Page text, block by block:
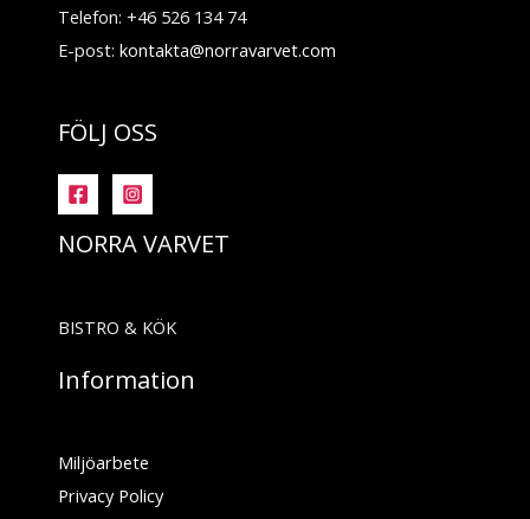
Telefon: +46 526 134 74
E-post:kontakta@norravarvet.com
FÖLJ OSS
NORRA VARVET
BISTRO & KÖK
Information
Miljöarbete
Privacy Policy